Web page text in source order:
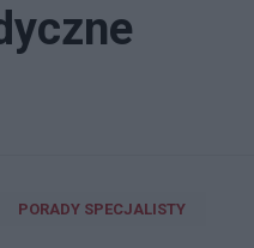
PORADY SPECJALISTY